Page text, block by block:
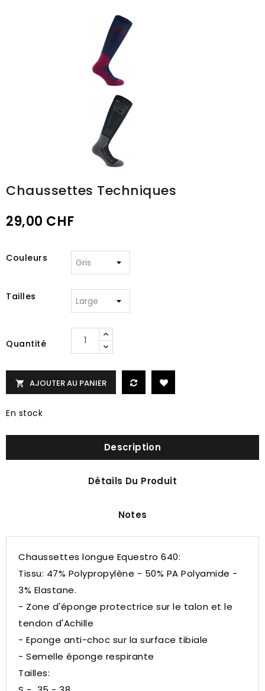
Chaussettes Techniques
29,00 CHF
Couleurs
Tailles
Quantité
 AJOUTER AU PANIER
En stock
Description
Détails Du Produit
Notes
Chaussettes longue Equestro 640:
Tissu: 47% Polypropylène - 50% PA Polyamide -
3% Elastane.
- Zone d'éponge protectrice sur le talon et le
tendon d'Achille
- Eponge anti-choc sur la surface tibiale
- Semelle éponge respirante
Tailles: